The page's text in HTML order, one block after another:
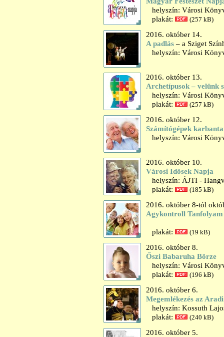
helyszín: Városi
plakát:
(257 kB)
2016. október 14.
A padlás – a Sziget
helyszín: Városi
2016. október 13.
Archetípusok – velünk
helyszín: Városi
plakát:
(257 kB)
2016. október 12.
Számítógépek
helyszín: Városi
2016. október 10.
Városi Idősek Napja
helyszín: ÁJTI -
plakát:
(185 kB)
2016. október 8-tól
Agykontroll Tanfolyam
plakát: (19 kB)
2016. október 8.
Őszi Babaruha Börze
helyszín: Városi
plakát:
(196 kB)
2016. október 6.
Megemlékezés az
helyszín: Kossuth
plakát:
(240 kB)
2016. október 5.